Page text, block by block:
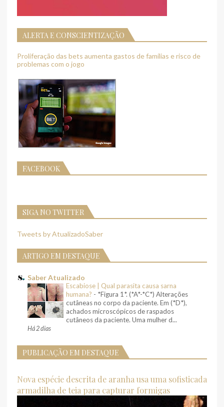
ALERTA E CONSCIENTIZAÇÃO
Proliferação das bets aumenta gastos de famílias e risco de
problemas com o jogo
FACEBOOK
SIGA NO TWITTER
Tweets by AtualizadoSaber
ARTIGO EM DESTAQUE
Saber Atualizado
Escabiose | Qual parasita causa sarna
humana? - *Figura 1*. (*A*-*C*) Alterações
cutâneas no corpo da paciente. Em (*D*),
achados microscópicos de raspados
cutâneos da paciente. Uma mulher d...
Há 2 dias
PUBLICAÇÃO EM DESTAQUE
Nova espécie descrita de aranha usa uma sofisticada
armadilha de teia para capturar formigas